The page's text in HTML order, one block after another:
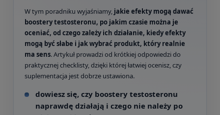
W tym poradniku wyjaśniamy, jakie efekty mogą dawać
boostery testosteronu, po jakim czasie można je
oceniać, od czego zależy ich działanie, kiedy efekty
mogą być słabe i jak wybrać produkt, który realnie
ma sens. Artykuł prowadzi od krótkiej odpowiedzi do
praktycznej checklisty, dzięki której łatwiej ocenisz, czy
suplementacja jest dobrze ustawiona.
dowiesz się, czy boostery testosteronu
naprawdę działają i czego nie należy po